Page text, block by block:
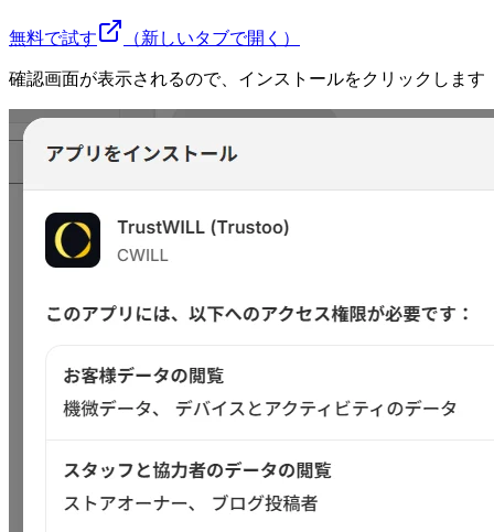
無料で試す （新しいタブで開く）
確認画面が表示されるので、インストールをクリックします